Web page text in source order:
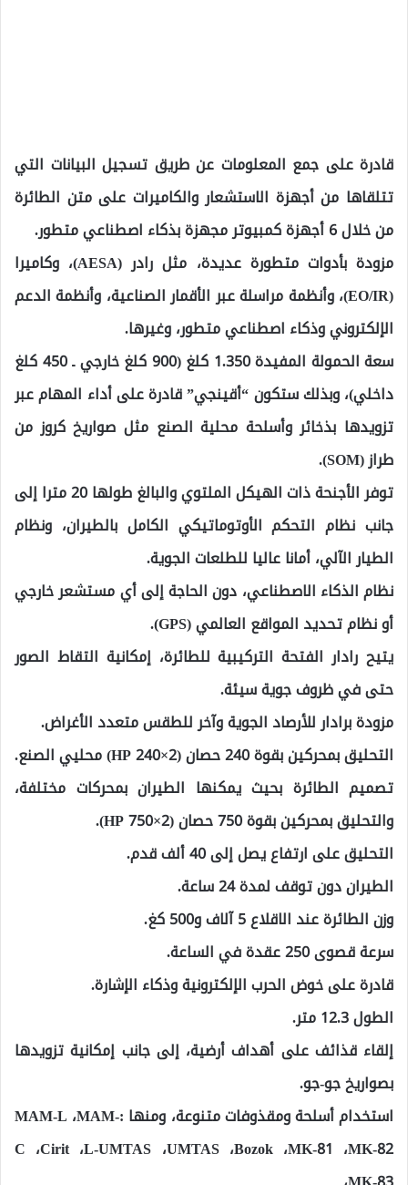
قادرة على جمع المعلومات عن طريق تسجيل البيانات التي
تتلقاها من أجهزة الاستشعار والكاميرات على متن الطائرة
من خلال 6 أجهزة كمبيوتر مجهزة بذكاء اصطناعي متطور.
مزودة بأدوات متطورة عديدة، مثل رادر (AESA)، وكاميرا
(EO/IR)، وأنظمة مراسلة عبر الأقمار الصناعية، وأنظمة الدعم
الإلكتروني وذكاء اصطناعي متطور، وغيرها.
سعة الحمولة المفيدة 1.350 كلغ (900 كلغ خارجي ـ 450 كلغ
داخلي)، وبذلك ستكون “أقينجي” قادرة على أداء المهام عبر
تزويدها بذخائر وأسلحة محلية الصنع مثل صواريخ كروز من
طراز (SOM).
توفر الأجنحة ذات الهيكل الملتوي والبالغ طولها 20 مترا إلى
جانب نظام التحكم الأوتوماتيكي الكامل بالطيران، ونظام
الطيار الآلي، أمانا عاليا للطلعات الجوية.
نظام الذكاء الاصطناعي، دون الحاجة إلى أي مستشعر خارجي
أو نظام تحديد المواقع العالمي (GPS).
يتيح رادار الفتحة التركيبية للطائرة، إمكانية التقاط الصور
حتى في ظروف جوية سيئة.
مزودة برادار للأرصاد الجوية وآخر للطقس متعدد الأغراض.
التحليق بمحركين بقوة 240 حصان (2×240 HP) محليي الصنع.
تصميم الطائرة بحيث يمكنها الطيران بمحركات مختلفة،
والتحليق بمحركين بقوة 750 حصان (2×750 HP).
التحليق على ارتفاع يصل إلى 40 ألف قدم.
الطيران دون توقف لمدة 24 ساعة.
وزن الطائرة عند الاقلاع 5 آلاف و500 كغ.
سرعة قصوى 250 عقدة في الساعة.
قادرة على خوض الحرب الإلكترونية وذكاء الإشارة.
الطول 12.3 متر.
إلقاء قذائف على أهداف أرضية، إلى جانب إمكانية تزويدها
بصواريخ جو-جو.
استخدام أسلحة ومقذوفات متنوعة، ومنها :MAM-L ،MAM-
C ،Cirit ،L-UMTAS ،UMTAS ،Bozok ،MK-81 ،MK-82